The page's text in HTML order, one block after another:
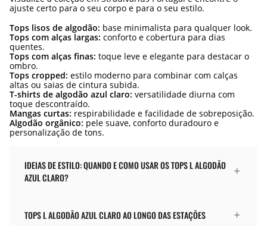
ajuste certo para o seu corpo e para o seu estilo.
Tops lisos de algodão: base minimalista para qualquer look.
Tops com alças largas: conforto e cobertura para dias
quentes.
Tops com alças finas: toque leve e elegante para destacar o
ombro.
Tops cropped: estilo moderno para combinar com calças
altas ou saias de cintura subida.
T-shirts de algodão azul claro: versatilidade diurna com
toque descontraído.
Mangas curtas: respirabilidade e facilidade de sobreposição.
Algodão orgânico: pele suave, conforto duradouro e
personalização de tons.
IDEIAS DE ESTILO: QUANDO E COMO USAR OS TOPS L ALGODÃO
AZUL CLARO?
TOPS L ALGODÃO AZUL CLARO AO LONGO DAS ESTAÇÕES